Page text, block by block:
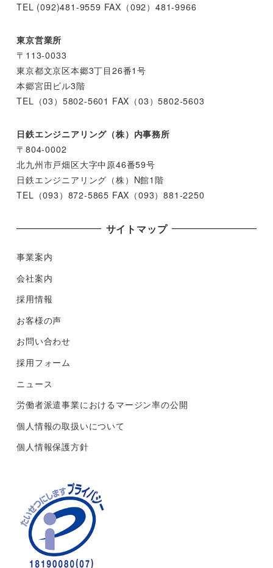
TEL (092)481-9559 FAX（092）481-9966
東京営業所
〒113-0033
東京都文京区本郷3丁目26番1号
本郷宮田ビル3階
TEL（03）5802-5601 FAX（03）5802-5603
日鉄エンジニアリング（株）内事務所
〒804-0002
北九州市戸畑区大字中原46番59号
日鉄エンジニアリング（株）N館1階
TEL（093）872-5865 FAX（093）881-2250
サイトマップ
事業案内
会社案内
採用情報
お客様の声
お問い合わせ
採用フォーム
ニュース
労働者派遣事業におけるマージン率の公開
個人情報の取扱いについて
個人情報保護方針